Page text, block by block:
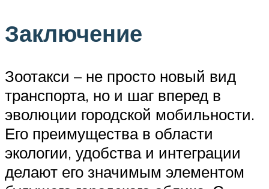
Заключение
Зоотакси – не просто новый вид
транспорта, но и шаг вперед в
эволюции городской мобильности.
Его преимущества в области
экологии, удобства и интеграции
делают его значимым элементом